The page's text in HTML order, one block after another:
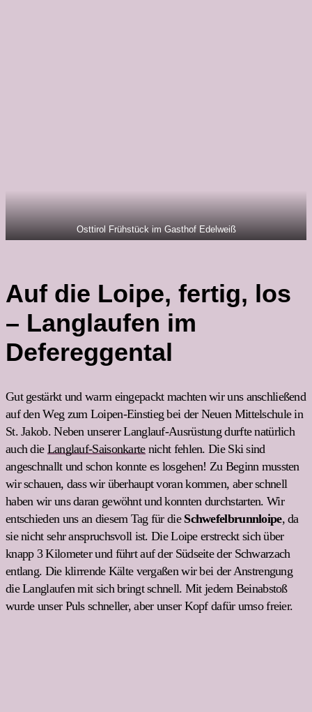
Osttirol Frühstück im Gasthof Edelweiß
Auf die Loipe, fertig, los
– Langlaufen im
Defereggental
Gut gestärkt und warm eingepackt machten wir uns anschließend
auf den Weg zum Loipen-Einstieg bei der Neuen Mittelschule in
St. Jakob. Neben unserer Langlauf-Ausrüstung durfte natürlich
auch die Langlauf-Saisonkartenicht fehlen. Die Ski sind
angeschnallt und schon konnte es losgehen! Zu Beginn mussten
wir schauen, dass wir überhaupt voran kommen, aber schnell
haben wir uns daran gewöhnt und konnten durchstarten. Wir
entschieden uns an diesem Tag für die Schwefelbrunnloipe, da
sie nicht sehr anspruchsvoll ist. Die Loipe erstreckt sich über
knapp 3 Kilometer und führt auf der Südseite der Schwarzach
entlang. Die klirrende Kälte vergaßen wir bei der Anstrengung
die Langlaufen mit sich bringt schnell. Mit jedem Beinabstoß
wurde unser Puls schneller, aber unser Kopf dafür umso freier.